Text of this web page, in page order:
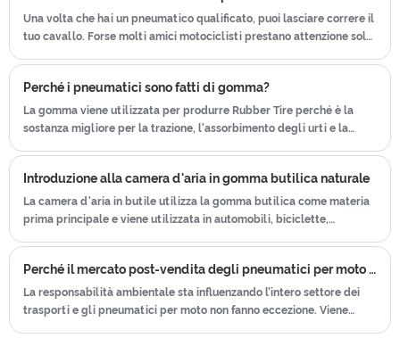
post-vendita e protezione per i nostri
clienti.
Giappone per produrre pneumatici per
moto. Abbiamo ottenuto il certificato di
ISO9001ã € CCCã € E-MARKã € DOT
ecc. Abbiamo un team post-vendita
che lavora sodo, che fornisce servizio
post-vendita e protezione per i nostri
clienti.
Una volta che hai un pneumatico qualificato, puoi lasciare correre il
tuo cavallo. Forse molti amici motociclisti prestano attenzione solo
pneumatici e aumentandone il consumo. Pertanto, padroneggiare
un po' di buon senso in materia di manutenzione e manutenzione
può non solo risparmiare sui costi, ma anche ridurre molti problemi
Perché i pneumatici sono fatti di gomma?
La gomma viene utilizzata per produrre Rubber Tire perché è la
sostanza migliore per la trazione, l'assorbimento degli urti e la
rapidamente alle superfici irregolari e assorbire gli urti.
Introduzione alla camera d'aria in gomma butilica naturale
La camera d'aria in butile utilizza la gomma butilica come materia
prima principale e viene utilizzata in automobili, biciclette,
Perché il mercato post-vendita degli pneumatici per moto viene rimodellato dalle pratiche di elettrificazione e sostenibilità
La responsabilità ambientale sta influenzando l’intero settore dei
trasporti e gli pneumatici per moto non fanno eccezione. Viene